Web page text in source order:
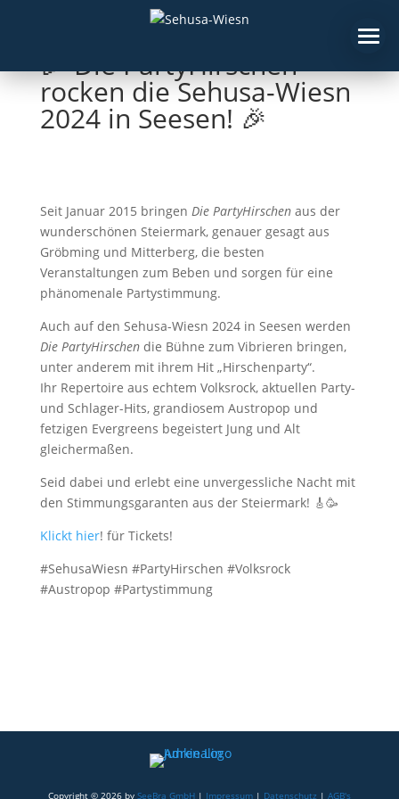
Startseite
Tickets
Sponsoring
die
WIESN
Warenkorb
o
n
t
k
t
🎉 Die PartyHirschen
rocken die Sehusa-Wiesn
2024 in Seesen! 🎉
Seit Januar 2015 bringen Die PartyHirschenaus der
wunderschönen Steiermark, genauer gesagt aus
Gröbming und Mitterberg, die besten
Veranstaltungen zum Beben und sorgen für eine
phänomenale Partystimmung.
Auch auf den Sehusa-Wiesn 2024 in Seesen werden
Die PartyHirschendie Bühne zum Vibrieren bringen,
unter anderem mit ihrem Hit „Hirschenparty“.
Ihr Repertoire aus echtem Volksrock, aktuellen Party-
und Schlager-Hits, grandiosem Austropop und
fetzigen Evergreens begeistert Jung und Alt
gleichermaßen.
Seid dabei und erlebt eine unvergessliche Nacht mit
den Stimmungsgaranten aus der Steiermark! 🎸🥳
Klickt hier! für Tickets!
#SehusaWiesn #PartyHirschen #Volksrock
#Austropop #Partystimmung
Copyright © 2026 by SeeBra GmbH | Impressum | Datenschutz | AGB's